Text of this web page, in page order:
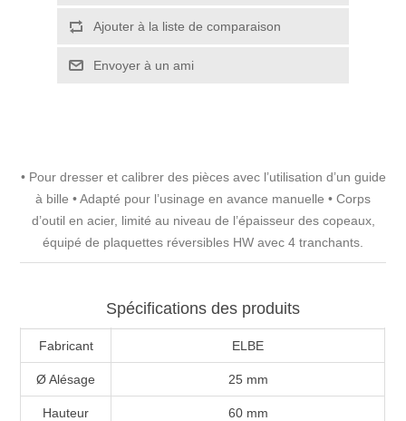
• Pour dresser et calibrer des pièces avec l’utilisation d’un guide
à bille • Adapté pour l’usinage en avance manuelle • Corps
d’outil en acier, limité au niveau de l’épaisseur des copeaux,
équipé de plaquettes réversibles HW avec 4 tranchants.
Spécifications des produits
Fabricant ELBE
Ø Alésage 25 mm
Hauteur 60 mm